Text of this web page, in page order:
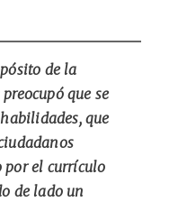
de la
que se
que
por el currículo
de lado un